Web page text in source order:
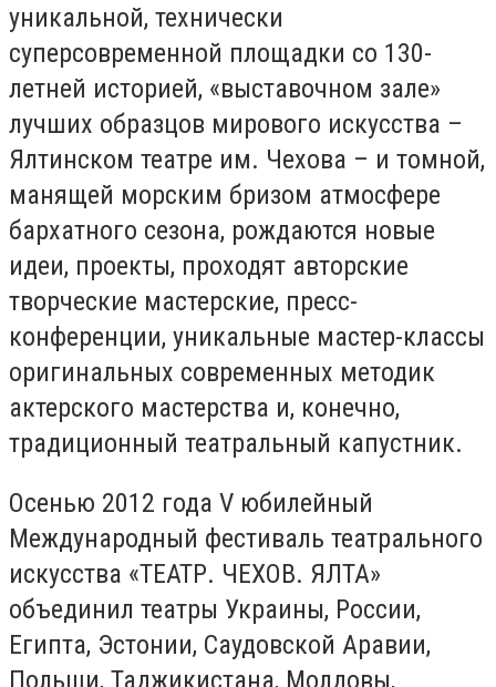
уникальной, технически
суперсовременной площадки со 130-
летней историей, «выставочном зале»
лучших образцов мирового искусства –
Ялтинском театре им. Чехова – и томной,
манящей морским бризом атмосфере
бархатного сезона, рождаются новые
идеи, проекты, проходят авторские
творческие мастерские, пресс-
конференции, уникальные мастер-классы
оригинальных современных методик
актерского мастерства и, конечно,
традиционный театральный капустник.
Осенью 2012 года V юбилейный
Международный фестиваль театрального
искусства «ТЕАТР. ЧЕХОВ. ЯЛТА»
объединил театры Украины, России,
Египта, Эстонии, Саудовской Аравии,
Польши, Таджикистана, Молдовы,